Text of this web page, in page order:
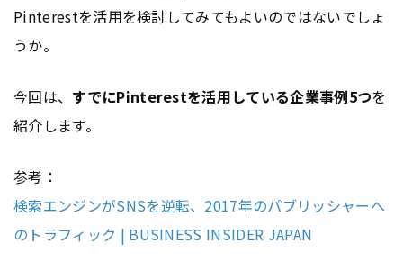
Pinterestを活用を検討してみてもよいのではないでしょ
うか。
今回は、 すでにPinterestを活用している企業事例5つを
紹介します。
参考：
検索エンジンがSNSを逆転、2017年のパブリッシャーへ
のトラフィック | BUSINESS INSIDER JAPAN